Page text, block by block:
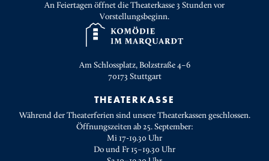
An Feiertagen öffnet die Theaterkasse 3 Stunden vor
Vorstellungsbeginn.
Am Schlossplatz, Bolzstraße 4–6
70173 Stuttgart
THEATERKASSE
Während der Theaterferien sind unsere Theaterkassen geschlossen.
Öffnungszeiten ab 25. September:
Mi 17-19.30 Uhr
Do und Fr 15–19.30 Uhr